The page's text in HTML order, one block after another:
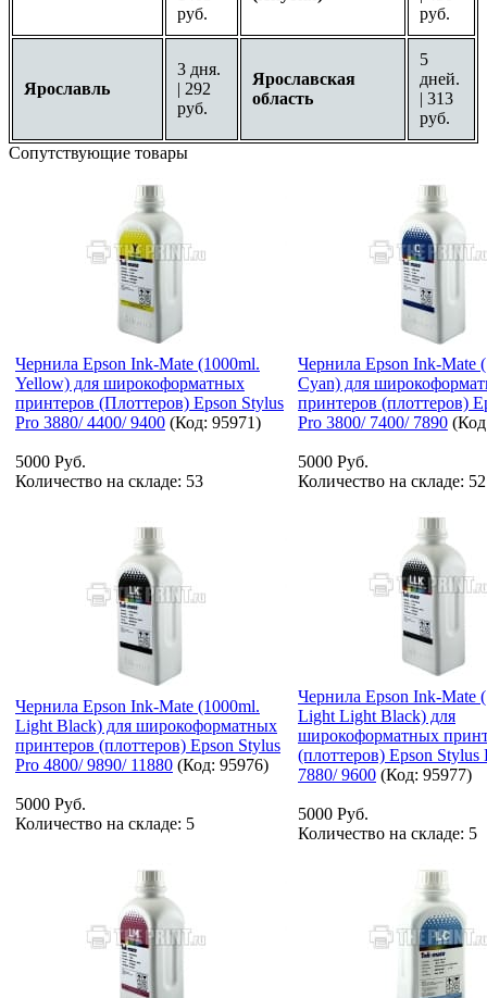
руб.
руб.
Ярославль
3 дня.
| 292
руб.
Ярославская
область
5
дней.
| 313
руб.
Сопутствующие товары
Чернила Epson Ink-Mate (1000ml.
Yellow) для широкоформатных
принтеров (Плоттеров) Epson Stylus
Pro 3880/ 4400/ 9400 (Код: 95971)
5000 Руб.
Количество на складе: 53
Чернила Epson Ink-Mate
Cyan) для
принтеров (плоттеров)
Pro 3800/ 7400/ 7890
5000 Руб.
Количество на складе: 52
Чернила Epson Ink-Mate (1000ml.
Light Black) для широкоформатных
принтеров (плоттеров) Epson Stylus
Pro 4800/ 9890/ 11880 (Код: 95976)
5000 Руб.
Количество на складе: 5
Чернила Epson Ink-Mate
Light Light Black) для
широкоформатных
(плоттеров) Epson Stylus
7880/ 9600 (Код: 95977)
5000 Руб.
Количество на складе: 5